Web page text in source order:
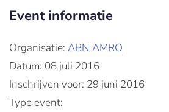
Event informatie
Organisatie: ABN AMRO
Datum: 08 juli 2016
Inschrijven voor: 29 juni 2016
Type event: